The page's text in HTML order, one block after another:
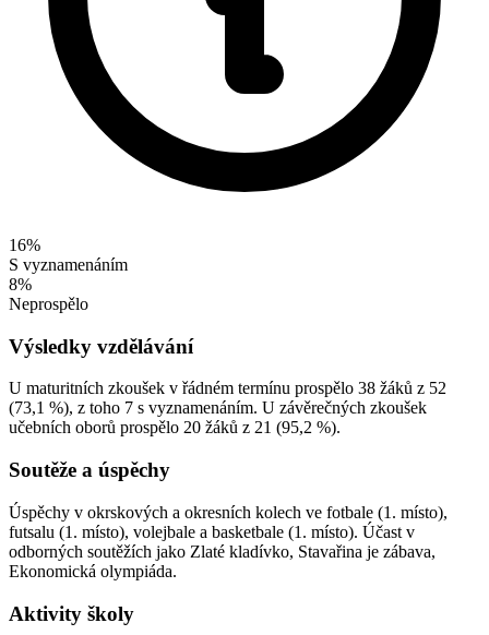
16%
S vyznamenáním
8%
Neprospělo
Výsledky vzdělávání
U maturitních zkoušek v řádném termínu prospělo 38 žáků z 52
(73,1 %), z toho 7 s vyznamenáním. U závěrečných zkoušek
učebních oborů prospělo 20 žáků z 21 (95,2 %).
Soutěže a úspěchy
Úspěchy v okrskových a okresních kolech ve fotbale (1. místo),
futsalu (1. místo), volejbale a basketbale (1. místo). Účast v
odborných soutěžích jako Zlaté kladívko, Stavařina je zábava,
Ekonomická olympiáda.
Aktivity školy